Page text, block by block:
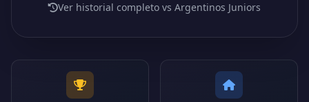
Ver historial completo vs Argentinos Juniors